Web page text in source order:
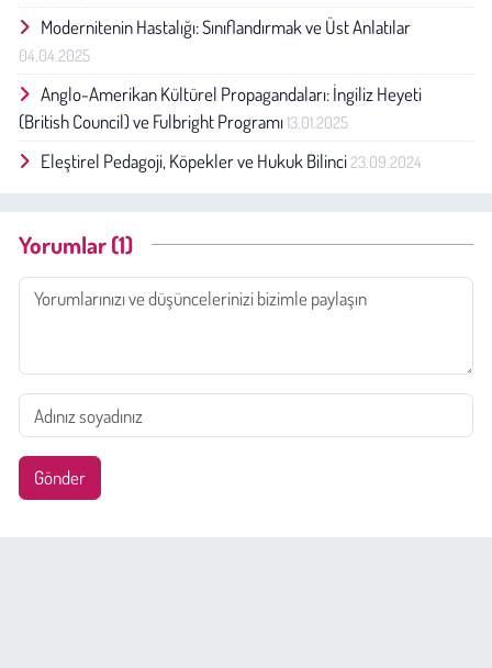
Modernitenin Hastalığı: Sınıflandırmak ve Üst Anlatılar
04.04.2025
Anglo-Amerikan Kültürel Propagandaları: İngiliz Heyeti
(British Council) ve Fulbright Programı13.01.2025
Eleştirel Pedagoji, Köpekler ve Hukuk Bilinci23.09.2024
Yorumlar (1)
Gönder